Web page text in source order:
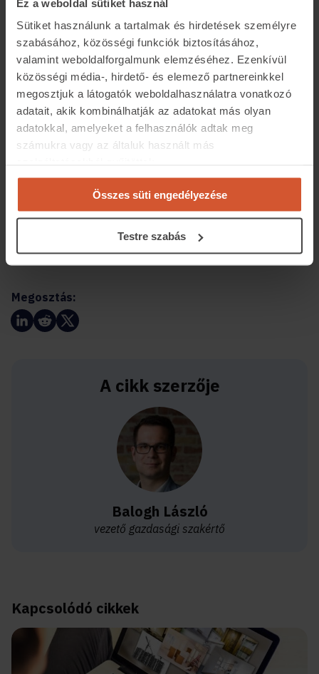
Ez a weboldal sütiket használ
Sütiket használunk a tartalmak és hirdetések személyre
szabásához, közösségi funkciók biztosításához,
valamint weboldalforgalmunk elemzéséhez. Ezenkívül
közösségi média-, hirdető- és elemező partnereinkkel
megosztjuk a látogatók weboldalhasználatra vonatkozó
adatait, akik kombinálhatják az adatokat más olyan
adatokkal, amelyeket a felhasználók adtak meg
számukra vagy az általuk használt más
Összes süti engedélyezése
Testre szabás
Az újlakás-piac keresleti és kínálati oldala a következő
néhány évben aktív maradhat, mivel jövő év végén lejár
az ötszázalékos áfakulcs alkalmazásának egyik fontos
határideje. Csak azokat az új lakóingatlanokat lehet
2022 végéig építési engedélyt kaptak.
Az otthonteremtési támogatásokkal együtt ez azt
eredményezheti, hogy a 2020-as évek közepére évente
akár 30-35 ezer új lakás is megépülhet.
Megosztás:
A cikk szerzője
Balogh László
vezető gazdasági szakértő
Kapcsolódó cikkek